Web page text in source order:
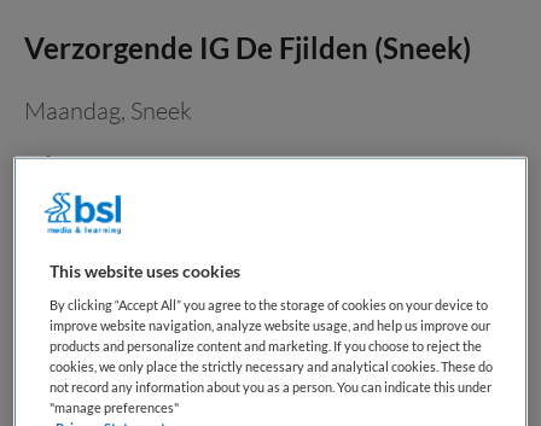
Verzorgende IG De Fjilden (Sneek)
Maandag, Sneek
Niet nader bepaald
Niet nader bepaald
Over de functie Herken je dat gevoel van voldoening
wanneer jouw zorg een glimlach op iemands gezicht tovert?
Op afdeling De Fjilden, een warme somatische afdeling in
Sneek, draag je dagelijks bij aan het welzijn van bewoners
This website uses cookies
By clicking “Accept All” you agree to the storage of cookies on your device to
improve website navigation, analyze website usage, and help us improve our
products and personalize content and marketing. If you choose to reject the
cookies, we only place the strictly necessary and analytical cookies. These do
not record any information about you as a person. You can indicate this under
"manage preferences"